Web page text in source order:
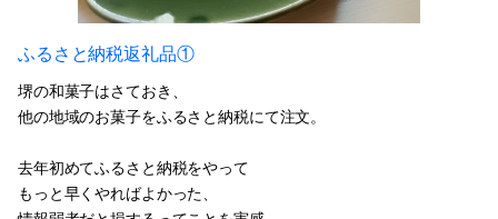
ふるさと納税返礼品①
堺の和菓子はさておき、
他の地域のお菓子をふるさと納税にて注文。
去年初めてふるさと納税をやって
もっと早くやればよかった、